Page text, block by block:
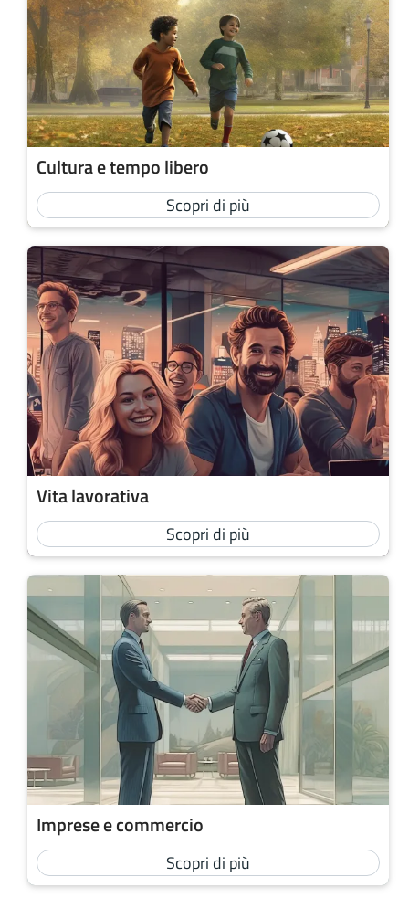
Cultura e tempo libero
Scopri di più
Vita lavorativa
Scopri di più
Imprese e commercio
Scopri di più